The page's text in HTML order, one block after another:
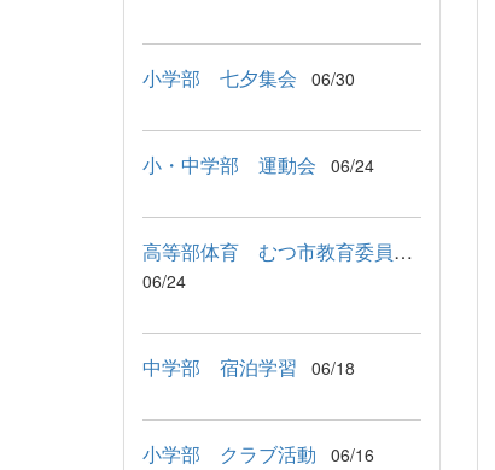
小学部 七夕集会 06/30
小・中学部 運動会 06/24
高等部体育 むつ市教育委員会教育長来校
06/24
中学部 宿泊学習 06/18
小学部 クラブ活動 06/16